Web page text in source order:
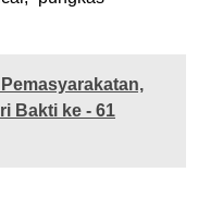
Bakti ke - 61